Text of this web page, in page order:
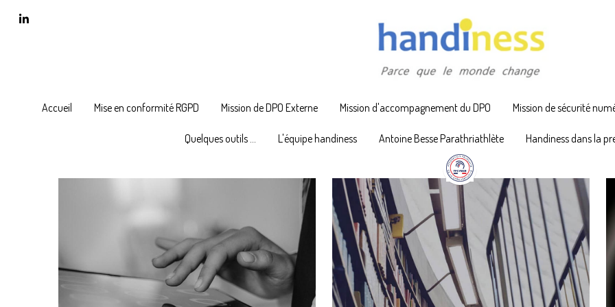
Accueil Mise en conformité RGPD Mission de DPO Externe Mission d'accompagnement du DPO Mission de sécurité
Quelques outils ... L'équipe handiness Antoine Besse Parathriathlète Handiness dans la
Accueil Mise en conformité RGPD Mission de DPO Externe Mission d'accompagnement du DPO Mission de sécurité
Quelques outils ... L'équipe handiness Antoine Besse Parathriathlète Handiness dans la